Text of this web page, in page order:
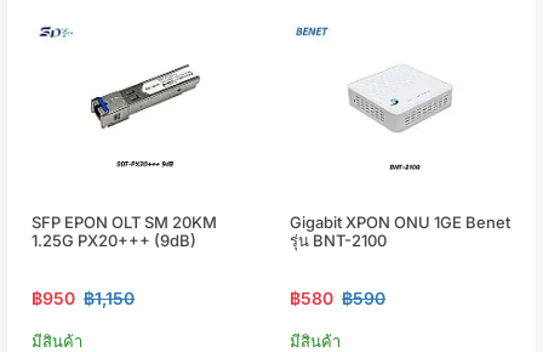
SFP EPON OLT SM 20KM
1.25G PX20+++ (9dB)
฿950 ฿1,150
มีสินค้า
Gigabit XPON ONU 1GE Benet
รุ่น BNT-2100
฿580 ฿590
มีสินค้า